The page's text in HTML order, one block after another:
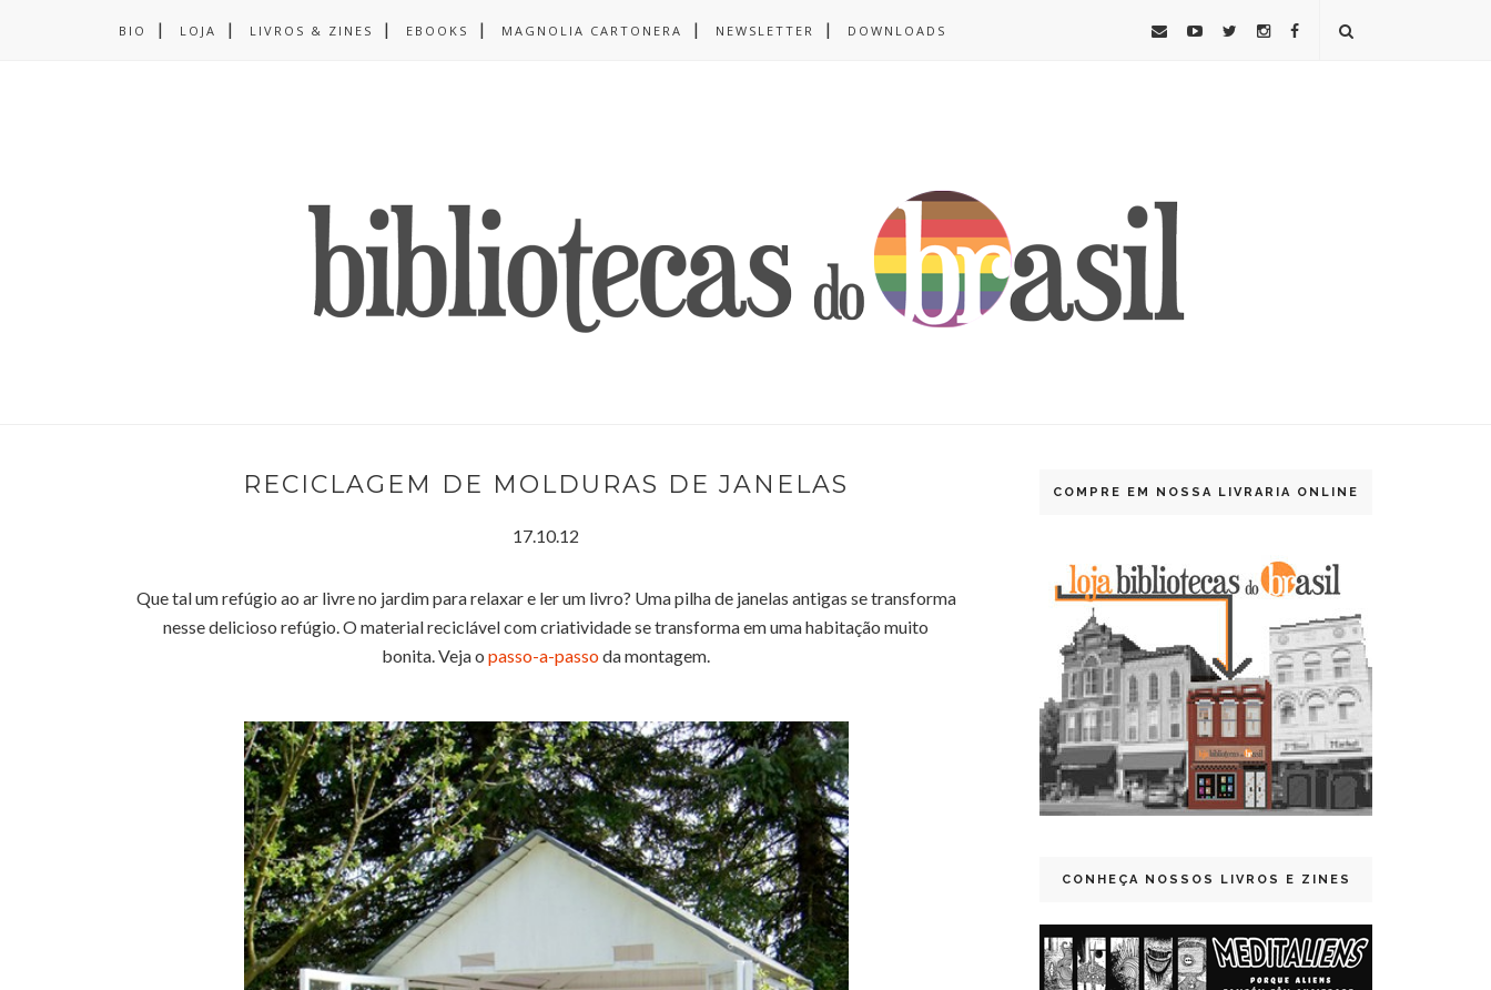
BIO LOJA LIVROS & ZINES EBOOKS MAGNOLIA CARTONERA NEWSLETTER DOWNLOADS
RECICLAGEM DE MOLDURAS DE JANELAS
17.10.12
Que tal um refúgio ao ar livre no jardim para relaxar e ler um livro? Uma pilha de janelas antigas se transforma
nesse delicioso refúgio. O material reciclável com criatividade se transforma em uma habitação muito
bonita. Veja o passo-a-passoda montagem.
COMPRE EM NOSSA LIVRARIA ONLINE
CONHEÇA NOSSOS LIVROS E ZINES